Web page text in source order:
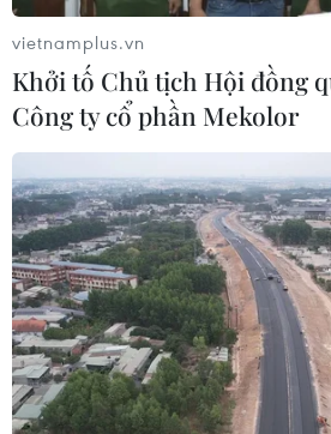
chạm với xe khách
25/11/2019 09:54
Hai nữ sinh cùng sinh năm 2004
máy đi trên Quốc lộ 37 thuộc địa
va chạm với xe ôtô khách đi
thiệt mạng thương tâm.
vietnamplus.vn
Khởi tố Chủ tịch Hội đồng
Công ty cổ phần Mekolor